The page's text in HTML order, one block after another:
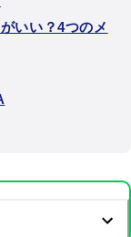
いい？4つのメ